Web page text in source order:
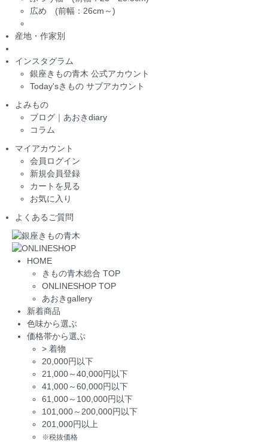
広め (前幅：26cm～)
産地・作家別
インスタグラム
銀座きもの青木 公式アカウント
Today'sきもの サブアカウント
よみもの
ブログ｜あおきdiary
コラム
マイアカウント
会員ログイン
新規会員登録
カートを見る
お気に入り
よくあるご質問
HOME
きもの青木総合 TOP
ONLINESHOP TOP
あおきgallery
新着商品
色味から選ぶ
価格帯から選ぶ
> 着物
20,000円以下
21,000～40,000円以下
41,000～60,000円以下
61,000～100,000円以下
101,000～200,000円以下
201,000円以上
※税抜価格